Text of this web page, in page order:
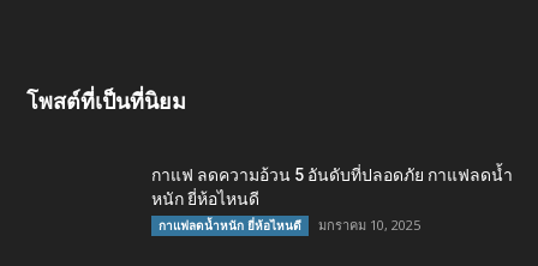
โพสต์ที่เป็นที่นิยม
กาแฟ ลดความอ้วน 5 อันดับที่ปลอดภัย กาแฟลดน้ำ
หนัก ยี่ห้อไหนดี
กาแฟลดน้ำหนัก ยี่ห้อไหนดี มกราคม 10, 2025